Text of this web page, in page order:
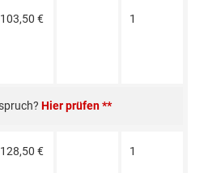
103,50 € 1
Hier prüfen **
128,50 € 1